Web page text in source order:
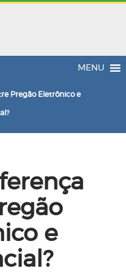
MENU
Pregão Eletrônico e
e